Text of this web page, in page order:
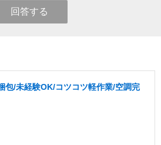
回答する
包/未経験OK/コツコツ軽作業/空調完